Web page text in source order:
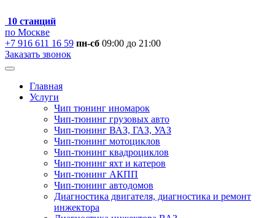
10 станций
по Москве
+7 916 611 16 59 пн-сб 09:00 до 21:00
Заказать звонок
Главная
Услуги
Чип тюнинг иномарок
Чип-тюнинг грузовых авто
Чип-тюнинг ВАЗ, ГАЗ, УАЗ
Чип-тюнинг мотоциклов
Чип-тюнинг квадроциклов
Чип-тюнинг яхт и катеров
Чип-тюнинг АКПП
Чип-тюнинг автодомов
Диагностика двигателя, диагностика и ремонт
инжектора